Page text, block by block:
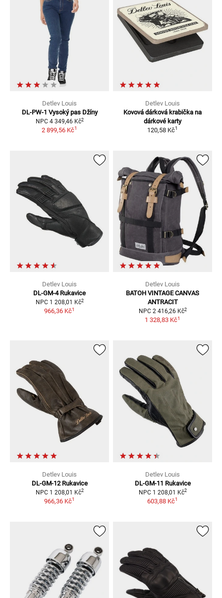
Detlev Louis
DL-PW-1 Vysoký pas Džíny
NPC 4 349,46 Kč2
2 899,56 Kč1
Detlev Louis
Kovová dárková krabička na
dárkové karty
120,58 Kč1
Detlev Louis
DL-GM-4 Rukavice
NPC 1 208,01 Kč2
966,36 Kč1
Detlev Louis
BATOH VINTAGE CANVAS
ANTRACIT
NPC 2 416,26 Kč2
1 328,83 Kč1
Detlev Louis
DL-GM-12 Rukavice
NPC 1 208,01 Kč2
966,36 Kč1
Detlev Louis
DL-GM-11 Rukavice
NPC 1 208,01 Kč2
603,88 Kč1